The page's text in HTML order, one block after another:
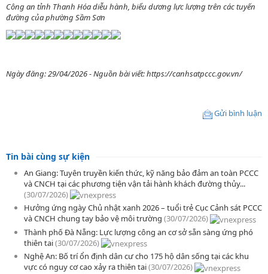
Công an tỉnh Thanh Hóa diễu hành, biểu dương lực lượng trên các tuyến
đường của phường Sầm Sơn
Ngày đăng: 29/04/2026 - Nguồn bài viết: https://canhsatpccc.gov.vn/
Gửi bình luận
Tin bài cùng sự kiện
An Giang: Tuyên truyền kiến thức, kỹ năng bảo đảm an toàn PCCC
và CNCH tại các phương tiện vận tải hành khách đường thủy...
(30/07/2026)
Hưởng ứng ngày Chủ nhật xanh 2026 – tuổi trẻ Cục Cảnh sát PCCC
và CNCH chung tay bảo vệ môi trường (30/07/2026)
Thành phố Đà Nẵng: Lực lượng công an cơ sở sẵn sàng ứng phó
thiên tai(30/07/2026)
Nghệ An: Bố trí ổn định dân cư cho 175 hộ dân sống tại các khu
vực có nguy cơ cao xảy ra thiên tai(30/07/2026)